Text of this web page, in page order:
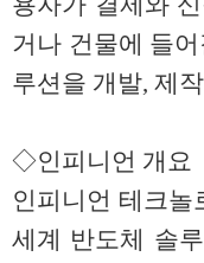
거나 건물에 들
루션을 개발, 제
◇인피니언 개요
인피니언 테크
세계 반도체 솔